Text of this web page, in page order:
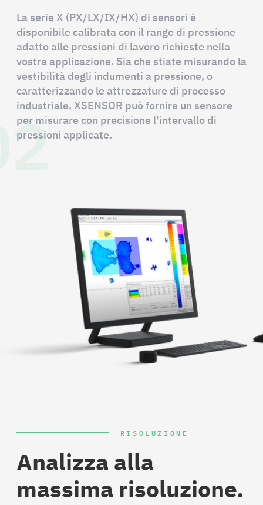
La serie X (PX/LX/IX/HX) di sensori è
disponibile calibrata con il range di pressione
adatto alle pressioni di lavoro richieste nella
vostra applicazione. Sia che stiate misurando la
vestibilità degli indumenti a pressione, o
caratterizzando le attrezzature di processo
industriale, XSENSOR può fornire un sensore
per misurare con precisione l'intervallo di
pressioni applicate.
RISOLUZIONE
Analizza alla
massima risoluzione.